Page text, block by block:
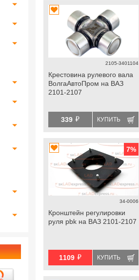
2105-3401104
Крестовина рулевого вала
ВолгаАвтоПром на ВАЗ
2101-2107
339 й КУПИТЬ
7%
34-0006
Кронштейн регулировки
руля pbk на ВАЗ 2101-2107
1109 й КУПИТЬ